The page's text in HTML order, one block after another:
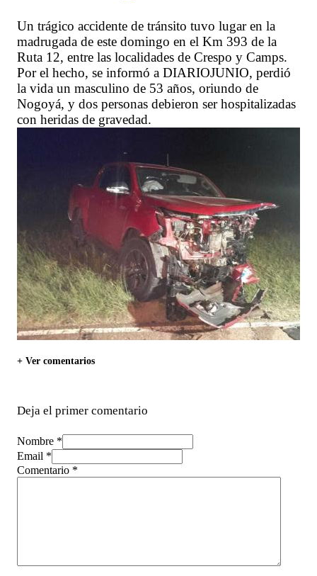
Un trágico accidente de tránsito tuvo lugar en la
madrugada de este domingo en el Km 393 de la
Ruta 12, entre las localidades de Crespo y Camps.
Por el hecho, se informó a DIARIOJUNIO, perdió
la vida un masculino de 53 años, oriundo de
Nogoyá, y dos personas debieron ser hospitalizadas
con heridas de gravedad.
+ Ver comentarios
Deja el primer comentario
Nombre *
Email *
Comentario *